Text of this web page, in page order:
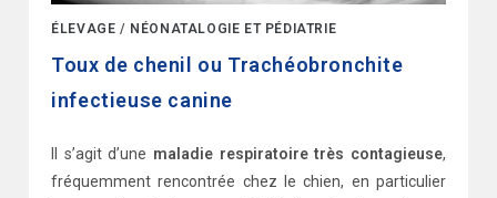
ÉLEVAGE / NÉONATALOGIE ET PÉDIATRIE
Toux de chenil ou Trachéobronchite
infectieuse canine
Il s’agit d’une maladie respiratoire très contagieuse,
fréquemment rencontrée chez le chien, en particulier